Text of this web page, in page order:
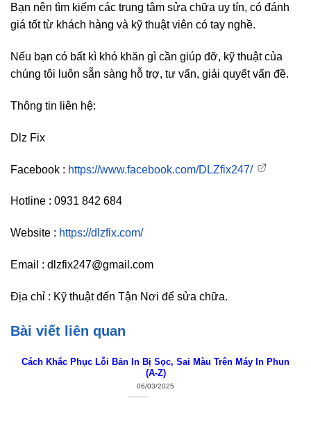
Bạn nên tìm kiếm các trung tâm sửa chữa uy tín, có đánh
giá tốt từ khách hàng và kỹ thuật viên có tay nghề.
Nếu bạn có bất kì khó khăn gì cần giúp đỡ, kỹ thuật của
chúng tôi luôn sẵn sàng hỗ trợ, tư vấn, giải quyết vấn đề.
Thông tin liên hệ:
Dlz Fix
Facebook : https://www.facebook.com/DLZfix247/
Hotline : 0931 842 684
Website : https://dlzfix.com/
Email : dlzfix247@gmail.com
Địa chỉ : Kỹ thuật đến Tận Nơi để sửa chữa.
Bài viết liên quan
Cách Khắc Phục Lỗi Bản In Bị Sọc, Sai Màu Trên Máy In Phun
(A-Z)
06/03/2025